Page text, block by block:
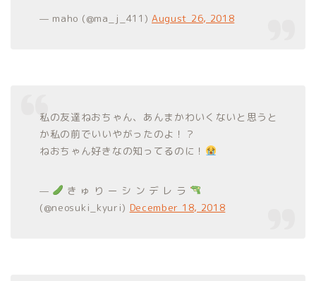
— maho (@ma_j_411)August 26, 2018
私の友達ねおちゃん、あんまかわいくないと思うと
か私の前でいいやがったのよ！？
ねおちゃん好きなの知ってるのに！
—
き ゅ り ー シ ン デ レ ラ
(@neosuki_kyuri) December 18, 2018